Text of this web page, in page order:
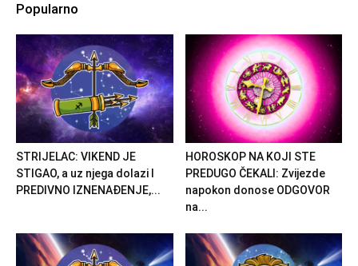
Popularno
STRIJELAC: VIKEND JE
STIGAO, a uz njega dolazi I
PREDIVNO IZNENAĐENJE,...
HOROSKOP NA KOJI STE
PREDUGO ČEKALI: Zvijezde
napokon donose ODGOVOR
na...